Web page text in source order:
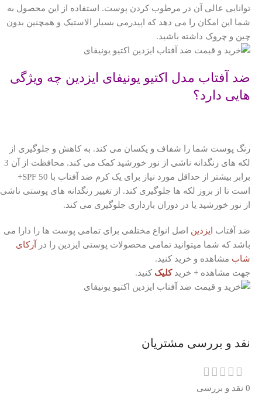
توانایی عالی آن در مرطوب کردن پوست. استفاده از این محصول به
شما این امکان را می دهد که اپیدرمی بسیار الاستیک و همچنین بدون
چین و چروک داشته باشید.
ضد آفتاب مدل اکتیو یونیفای ایزدین چه ویژگی
هایی دارد؟
رنگ پوست شما را شفاف و یکسان می کند. به کاهش و جلوگیری از
لکه های رنگدانه ناشی از نور خورشید کمک می کند.
محافظت از آن 3
برابر بیشتر از حداقل مورد نیاز برای یک کرم ضد آفتاب با SPF 50+
است تا از بروز لکه ها جلوگیری کند. از تغییر رنگدانه های پوستی ناشی
از نور خورشید یا در دوران بارداری جلوگیری می کند.
ضد آفتاب ایزدین اصل انواع مختلفی برای تمامی پوست ها را دارا می
باشد که شما میتوانید تمامی محصولات پوستی ایزدین را در آرکای
شاب مشاهده و خرید کنید.
جهت مشاهده + خریدکلیک کنید.
نقد و بررسی مشتریان
0 نقد و بررسی